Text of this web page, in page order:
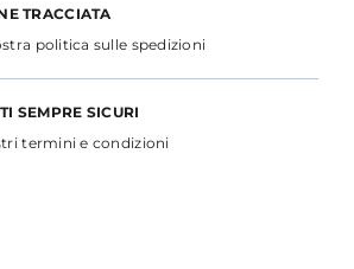
TRACCIATA
politica sulle spedizioni
SEMPRE SICURI
termini e condizioni